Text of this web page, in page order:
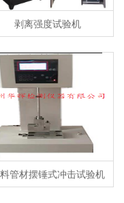
剥离强度试验机
管材摆锤式冲击试验机